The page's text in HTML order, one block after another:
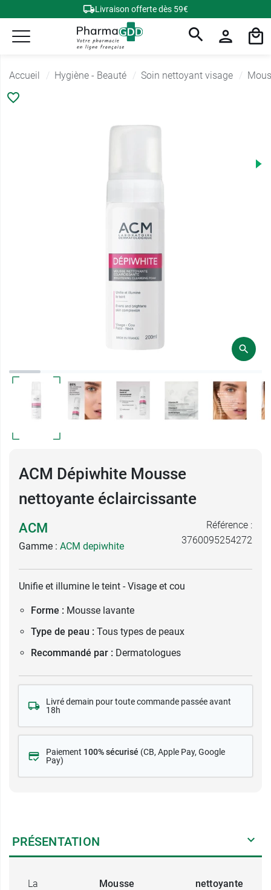
Livraison offerte dès 59€
Accueil Hygiène - Beauté Soin nettoyant visage
ACM Dépiwhite Mousse
nettoyante éclaircissante
ACM
Gamme : ACM depiwhite
Référence :
3760095254272
Unifie et illumine le teint - Visage et cou
Forme : Mousse lavante
Type de peau : Tous types de peaux
Recommandé par : Dermatologues
Livré demain pour toute commande passée avant
18h
Paiement 100% sécurisé (CB, Apple Pay, Google
Pay)
PRÉSENTATION
La Mousse nettoyante